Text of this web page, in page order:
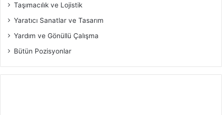
Taşımacılık ve Lojistik
Yaratıcı Sanatlar ve Tasarım
Yardım ve Gönüllü Çalışma
Bütün Pozisyonlar